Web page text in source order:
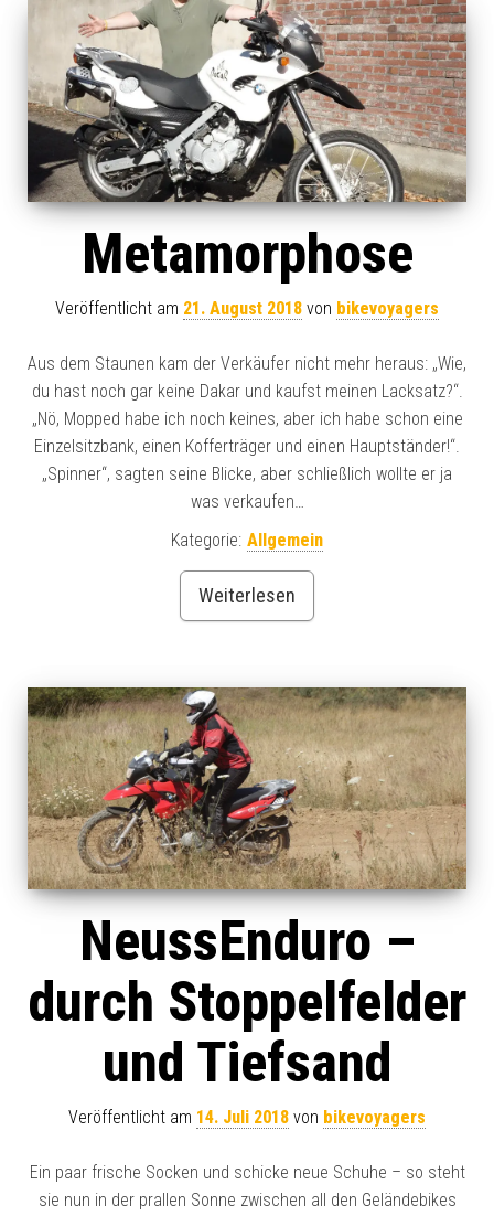
Metamorphose
Veröffentlicht am 21. August 2018 von bikevoyagers
Aus dem Staunen kam der Verkäufer nicht mehr heraus: „Wie,
du hast noch gar keine Dakar und kaufst meinen Lacksatz?“.
„Nö, Mopped habe ich noch keines, aber ich habe schon eine
Einzelsitzbank, einen Kofferträger und einen Hauptständer!“.
„Spinner“, sagten seine Blicke, aber schließlich wollte er ja
was verkaufen…
Kategorie: Allgemein
Weiterlesen
NeussEnduro –
durch Stoppelfelder
und Tiefsand
Veröffentlicht am 14. Juli 2018 von bikevoyagers
Ein paar frische Socken und schicke neue Schuhe – so steht
sie nun in der prallen Sonne zwischen all den Geländebikes